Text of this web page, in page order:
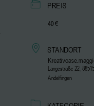
PREIS
40 €
STANDORT
Langestraße 22, 88515
Andelfingen